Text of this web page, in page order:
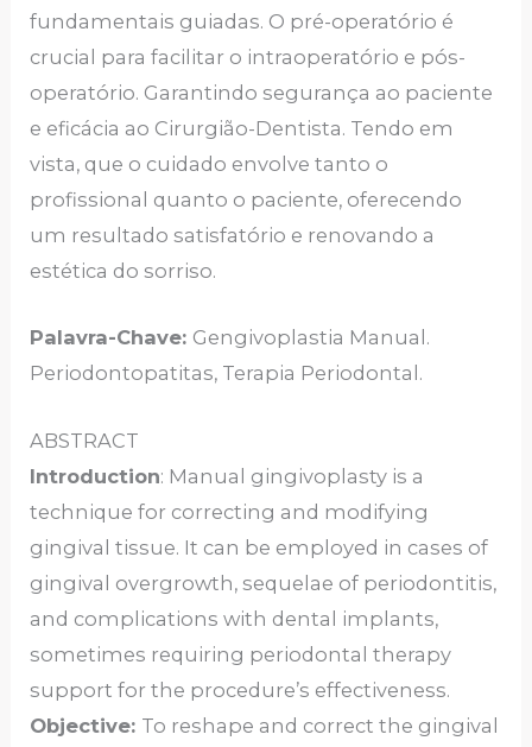
fundamentais guiadas. O pré-operatório é
crucial para facilitar o intraoperatório e pós-
operatório. Garantindo segurança ao paciente
e eficácia ao Cirurgião-Dentista. Tendo em
vista, que o cuidado envolve tanto o
profissional quanto o paciente, oferecendo
um resultado satisfatório e renovando a
estética do sorriso.
Palavra-Chave: Gengivoplastia Manual.
Periodontopatitas, Terapia Periodontal.
ABSTRACT
Introduction: Manual gingivoplasty is a
technique for correcting and modifying
gingival tissue. It can be employed in cases of
gingival overgrowth, sequelae of periodontitis,
and complications with dental implants,
sometimes requiring periodontal therapy
support for the procedure’s effectiveness.
Objective: To reshape and correct the gingival